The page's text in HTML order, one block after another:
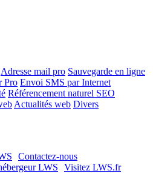
Adresse mail pro Sauvegarde en ligne
Pro Envoi SMS par Internet
Référencement naturel SEO
Actualités web Divers
Contactez-nous
Visitez LWS.fr